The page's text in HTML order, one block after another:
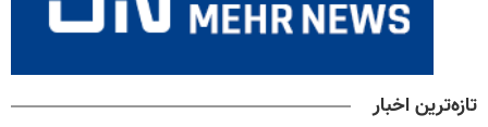
تازه‌ترین اخبار